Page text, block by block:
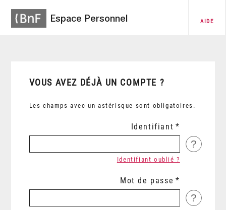
Espace Personnel AIDE
VOUS AVEZ DÉJÀ UN COMPTE ?
Les champs avec un astérisque sont obligatoires.
Identifiant
?
Identifiant oublié ?
Mot de passe
?